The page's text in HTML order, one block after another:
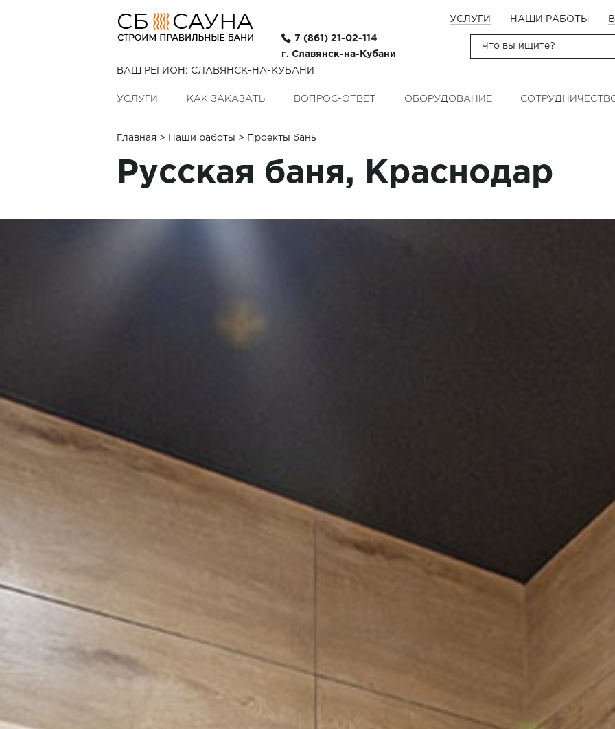
УСЛУГИ НАШИ РАБОТЫ
7 (861) 21-02-114
г. Славянск-на-Кубани
ВАШ РЕГИОН: СЛАВЯНСК-НА-КУБАНИ
УСЛУГИ КАК ЗАКАЗАТЬ ВОПРОС-ОТВЕТ ОБОРУДОВАНИЕ
Главная > Наши работы > Проекты бань
Русская баня, Краснодар